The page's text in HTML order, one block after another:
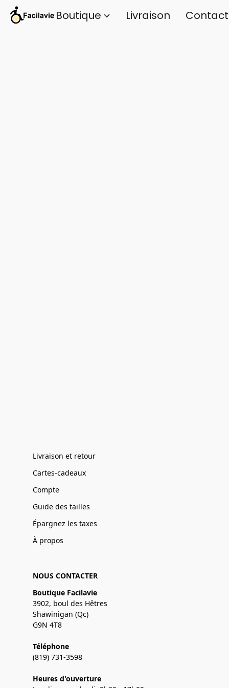
Boutique Livraison
Livraison et retour
Cartes-cadeaux
Compte
Guide des tailles
Épargnez les taxes
À propos
NOUS CONTACTER
Boutique Facilavie
3902, boul des Hêtres
Shawinigan (Qc)
G9N 4T8
Téléphone
(819) 731-3598
Heures d'ouverture